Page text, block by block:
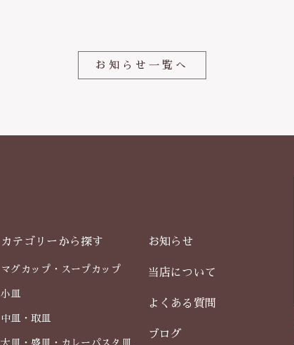
k
お知らせ一覧へ
カテゴリーから探す
マグカップ・スープカップ
小皿
中皿・取皿
大皿・盛皿・カレーパスタ皿
お知らせ
当店について
よくある質問
ブログ